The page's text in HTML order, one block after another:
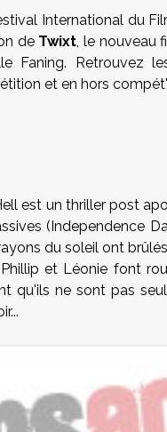
International du
de Twixt, le nouveau
Faning. Retrouvez
et en hors
est un thriller post
(Independence
du soleil ont
et Léonie font
qu'ils ne sont pas